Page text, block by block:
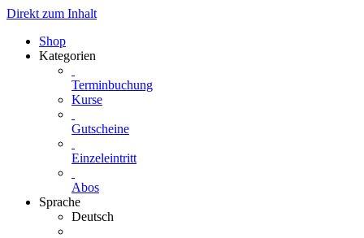
Direkt zum Inhalt
Shop
Kategorien
Terminbuchung
Kurse
Gutscheine
Einzeleintritt
Abos
Sprache
Deutsch